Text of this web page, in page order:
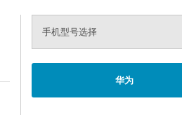
手机型号选择
华为